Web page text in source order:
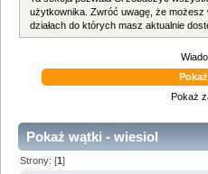
użytkownika. Zwróć uwagę, że możesz
działach do których masz aktualnie
Pokaż
Pokaż wątki - wiesiol
Strony: [1]